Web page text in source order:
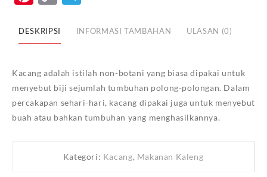
DESKRIPSI INFORMASI TAMBAHAN ULASAN (0)
Kacang adalah istilah non-botani yang biasa dipakai untuk
menyebut biji sejumlah tumbuhan polong-polongan. Dalam
percakapan sehari-hari, kacang dipakai juga untuk menyebut
buah atau bahkan tumbuhan yang menghasilkannya.
Kategori: Kacang, Makanan Kaleng